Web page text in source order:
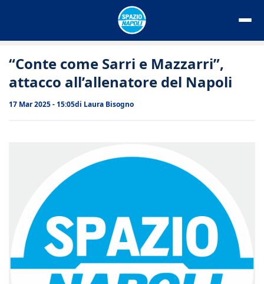
“Conte come Sarri e Mazzarri”,
attacco all’allenatore del Napoli
17 Mar 2025 - 15:05di Laura Bisogno